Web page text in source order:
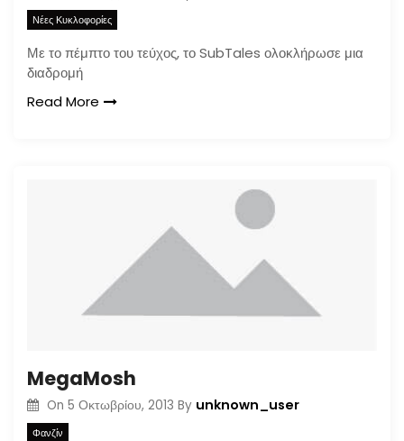
Νέες Κυκλοφορίες
Με το πέμπτο του τεύχος, το SubTales ολοκλήρωσε μια
διαδρομή
Read More
MegaMosh
On 5 Οκτωβρίου, 2013 By unknown_user
Φανζίν